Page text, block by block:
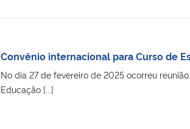
Convênio internacional para Curso de
No dia 27 de fevereiro de 2025 ocorreu
Educação [...]